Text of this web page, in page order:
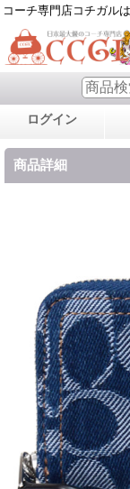
コーチ専門店コチガル
ログイン
商品詳細